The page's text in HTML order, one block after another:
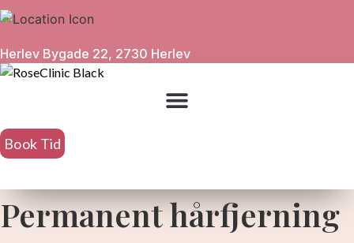
Herlev Bygade 22, 2730 Herlev
Book Tid
Permanent hårfjerning